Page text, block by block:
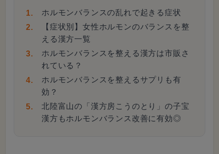
ホルモンバランスの乱れで起きる症状
【症状別】女性ホルモンのバランスを整
える漢方一覧
ホルモンバランスを整える漢方は市販さ
れている？
ホルモンバランスを整えるサプリも有
効？
北陸富山の「漢方房こうのとり」の子宝
漢方もホルモンバランス改善に有効◎